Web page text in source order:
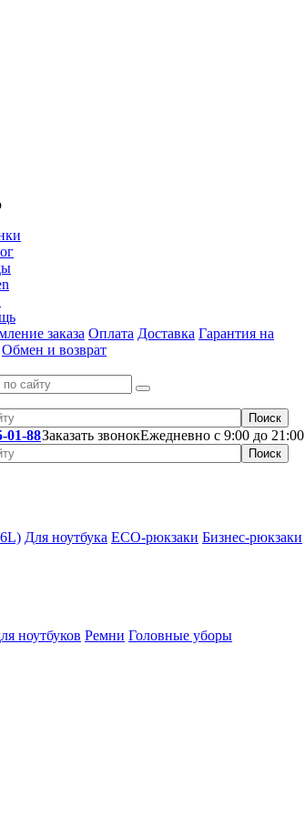
заказа Оплата Доставка Гарантия на
Обмен и возврат
Ежедневно с 9:00 до 21:00
01-88Заказать звонок
Для ноутбука ECO-рюкзаки Бизнес-рюкзаки
ноутбуков Ремни Головные уборы